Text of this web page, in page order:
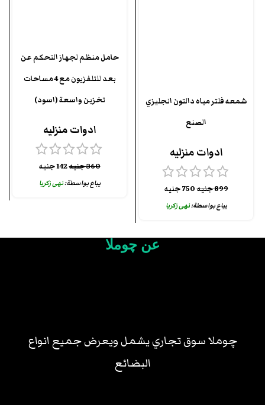
شمعه فلتر مياه دالتون انجليزي
الصنع
ادوات منزليه
899جنيه750جنيه
يباع بواسطة:نهى زكريا
حامل منظم لجهاز التحكم عن
بعد للتلفزيون مع 4 مساحات
تخزين واسعة (اسود)
ادوات منزليه
360جنيه142جنيه
يباع بواسطة:نهى زكريا
عن چوملا
چوملا سوق تجاري يشمل ويعرض جميع انواع
البضائع